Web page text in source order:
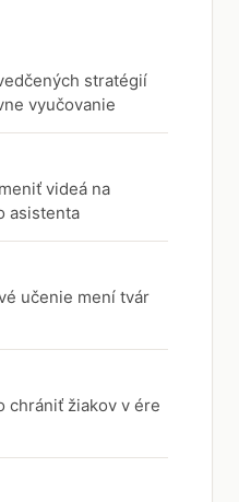
stratégií
vyučovanie
videá na
asistenta
učenie mení tvár
chrániť žiakov v ére